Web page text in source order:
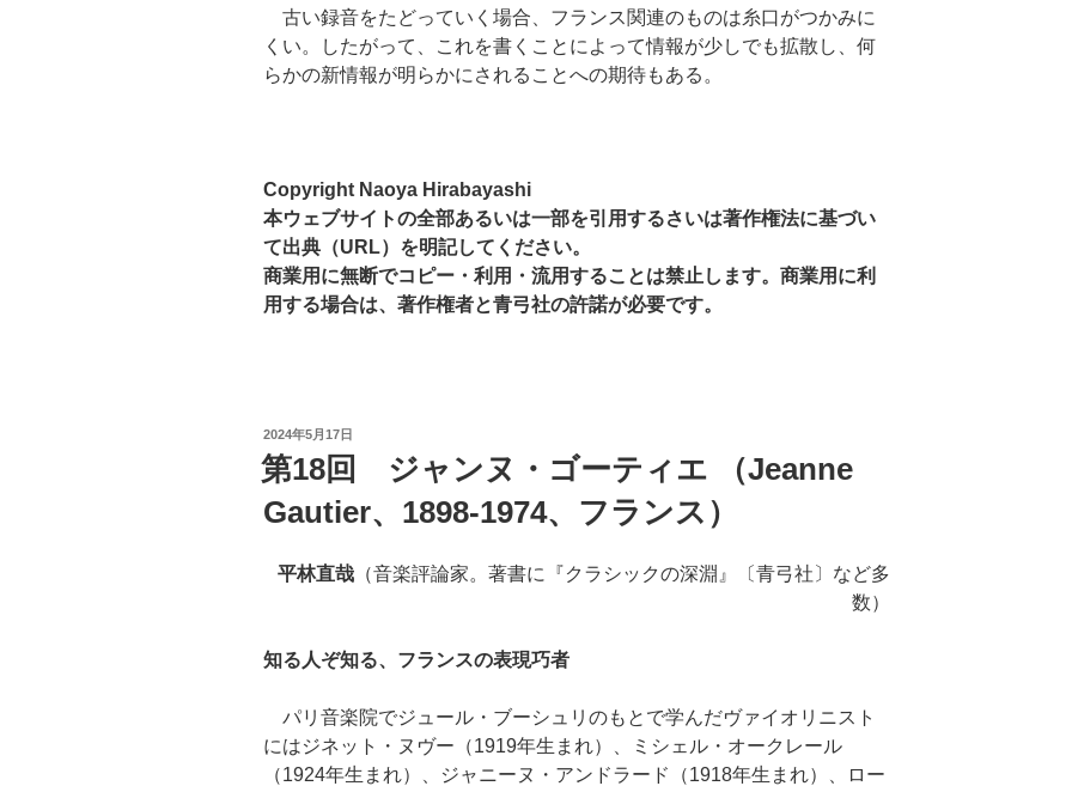
古い録音をたどっていく場合、フランス関連のものは糸口がつかみに
くい。したがって、これを書くことによって情報が少しでも拡散し、何
らかの新情報が明らかにされることへの期待もある。
Copyright Naoya Hirabayashi
本ウェブサイトの全部あるいは一部を引用するさいは著作権法に基づい
て出典（URL）を明記してください。
商業用に無断でコピー・利用・流用することは禁止します。商業用に利
用する場合は、著作権者と青弓社の許諾が必要です。
投
稿
日:
2024年5月17日
第18回 ジャンヌ・ゴーティエ （Jeanne
Gautier、1898-1974、フランス）
平林直哉 （音楽評論家。著書に『クラシックの深淵』〔青弓社〕など多
数）
知る人ぞ知る、フランスの表現巧者
パリ音楽院でジュール・ブーシュリのもとで学んだヴァイオリニスト
にはジネット・ヌヴー（1919年生まれ）、ミシェル・オークレール
（1924年生まれ）、ジャニーヌ・アンドラード（1918年生まれ）、ロー